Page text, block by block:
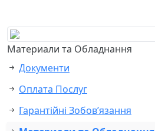
Материали та Обладнання
Документи
Оплата Послуг
Гарантійні Зобов’язання